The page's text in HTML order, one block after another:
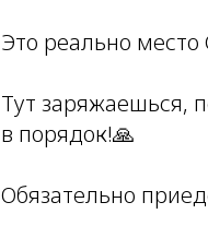
Это реально место
Тут заряжаешься,
в порядок!🙏
Обязательно